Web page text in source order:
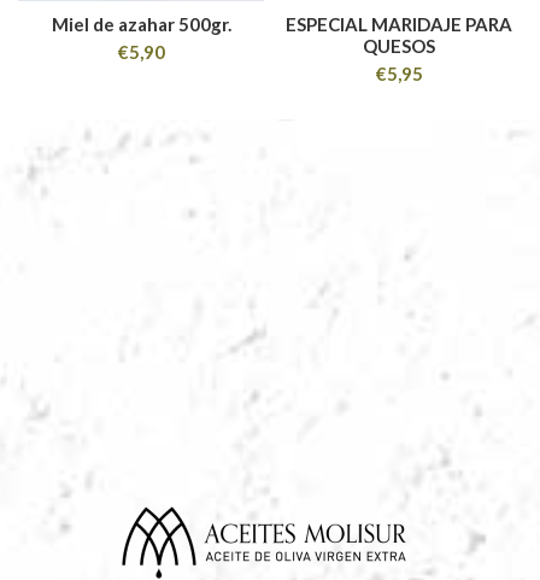
Miel de azahar 500gr.
€5,90
ESPECIAL MARIDAJE PARA
QUESOS
€5,95